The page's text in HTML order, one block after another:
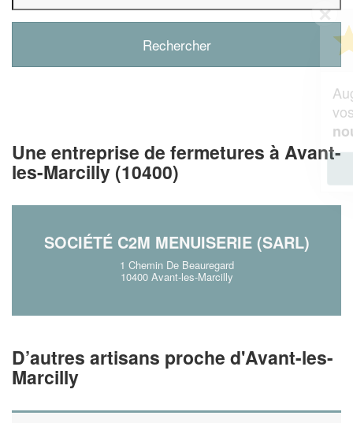
Une entreprise de fermetures à Avant-
les-Marcilly (10400)
SOCIÉTÉ C2M MENUISERIE (SARL)
1 Chemin De Beauregard
10400 Avant-les-Marcilly
D’autres artisans proche d'Avant-les-
Marcilly
✕
Vous êtes un
professionnel ?
et